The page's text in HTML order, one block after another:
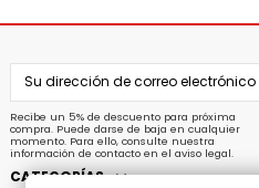
Recibe un 5% de descuento para próxima
compra. Puede darse de baja en cualquier
momento. Para ello, consulte nuestra
información de contacto en el aviso legal.
CATEGORÍAS